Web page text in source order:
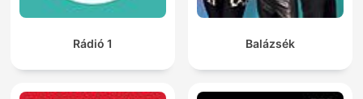
Rádió 1 Balázsék